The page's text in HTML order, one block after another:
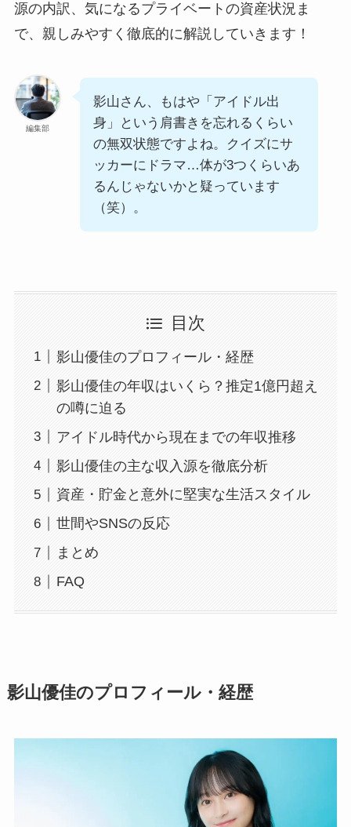
源の内訳、気になるプライベートの資産状況ま
で、親しみやすく徹底的に解説していきます！
編集部
影山さん、もはや「アイドル出
身」という肩書きを忘れるくらい
の無双状態ですよね。クイズにサ
ッカーにドラマ…体が3つくらいあ
るんじゃないかと疑っています
（笑）。
目次
影山優佳のプロフィール・経歴
影山優佳の年収はいくら？推定1億円超え
の噂に迫る
アイドル時代から現在までの年収推移
影山優佳の主な収入源を徹底分析
資産・貯金と意外に堅実な生活スタイル
世間やSNSの反応
まとめ
FAQ
影山優佳のプロフィール・経歴